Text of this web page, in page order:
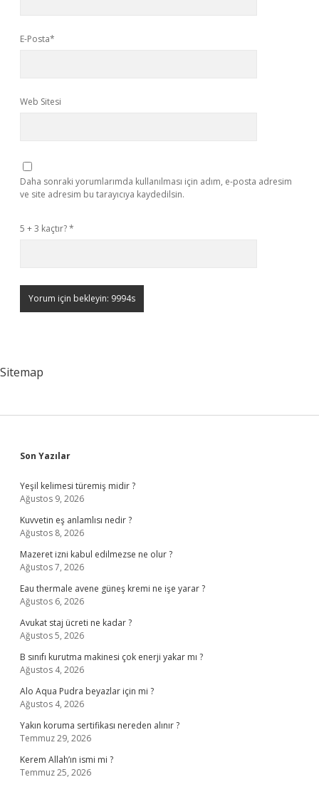
E-Posta*
Web Sitesi
Daha sonraki yorumlarımda kullanılması için adım, e-posta adresim
ve site adresim bu tarayıcıya kaydedilsin.
5 + 3 kaçtır?*
Sitemap
Sidebar
Son Yazılar
Yeşil kelimesi türemiş midir ?
Ağustos 9, 2026
Kuvvetin eş anlamlısı nedir ?
Ağustos 8, 2026
Mazeret izni kabul edilmezse ne olur ?
Ağustos 7, 2026
Eau thermale avene güneş kremi ne işe yarar ?
Ağustos 6, 2026
Avukat staj ücreti ne kadar ?
Ağustos 5, 2026
B sınıfı kurutma makinesi çok enerji yakar mı ?
Ağustos 4, 2026
Alo Aqua Pudra beyazlar için mi ?
Ağustos 4, 2026
Yakın koruma sertifikası nereden alınır ?
Temmuz 29, 2026
Kerem Allah’ın ismi mi ?
Temmuz 25, 2026